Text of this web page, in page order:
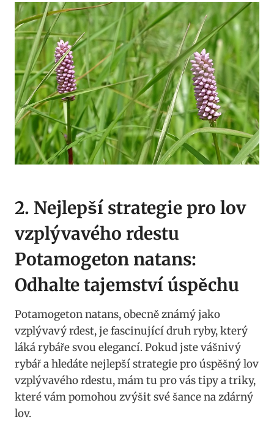
2. Nejlepší strategie pro lov
vzplývavého rdestu
Potamogeton natans:
Odhalte⁢ tajemství úspěchu
Potamogeton natans, obecně známý jako
vzplývavý rdest, je⁤ fascinující druh ryby, který
⁤láká ‌rybáře svou elegancí. Pokud jste⁤ vášnivý
⁣rybář a hledáte nejlepší​ strategie pro úspěšný lov
vzplývavého ⁤rdestu, mám tu pro vás tipy a triky,
které vám pomohou zvýšit své šance na zdárný​
lov.